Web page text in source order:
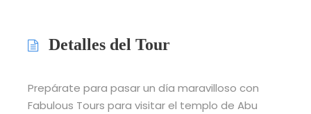
Detalles del Tour
Prepárate para pasar un día maravilloso con
Fabulous Tours para visitar el templo de Abu